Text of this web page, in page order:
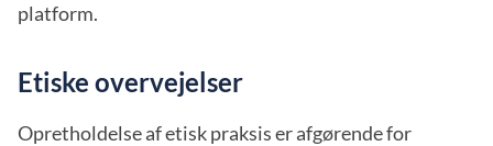
platform.
Etiske overvejelser
Opretholdelse af etisk praksis er afgørende for